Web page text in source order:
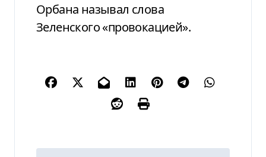
Орбана называл слова
Зеленского «провокацией».